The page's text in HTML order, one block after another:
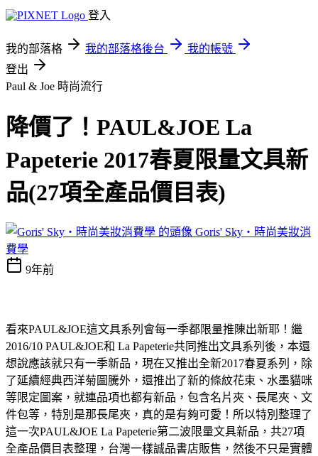
登入
我的部落格 我的部落格後台
我的帳號
登出
Paul & Joe 時尚流行
降價了！PAUL&JOE La
Papeterie 2017春夏限量文具新
品(27項全產品價目表)
Goris' Sky‧時尚美妝消
費學
9年前
看來PAUL&JOE這文具系列會每一季都限量推陳出新耶！繼
2016/10 PAUL&JOE和 La Papeterie共同推出文具系列後，本還
想說應該就只有一季新品，現在又推出全新2017春夏系列， 除
了延續經典西洋菊圖騰外，還推出了新的條紋花束、水墨貓咪
等限定圖案，就連品項也都有新品，包含名片夾、長尾夾、文
件包等，特別是那長尾夾，真的是有夠可愛！所以特別整理了
這一次PAUL&JOE La Papeterie第二波限量文具新品，共27項
全產品價目表整理，台灣一樣誠品書店販售，然後不只是實體